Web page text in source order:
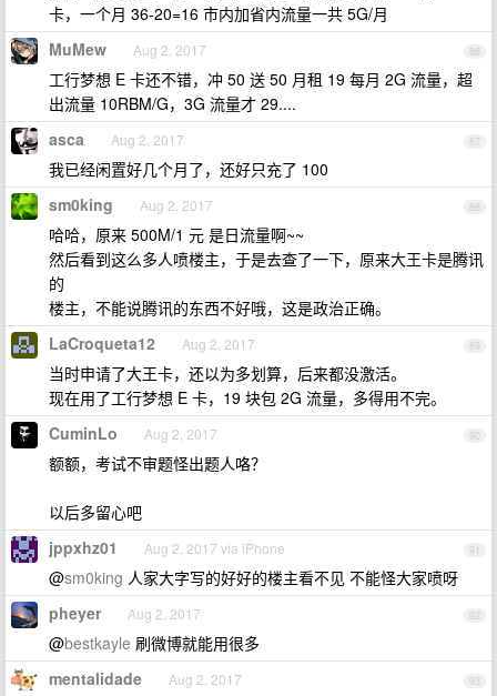
卡，一个月 36-20=16 市内加省内流量一共 5G/月
86
MuMew Aug 2, 2017
工行梦想 E 卡还不错，冲 50 送 50 月租 19 每月 2G 流量，超
出流量 10RBM/G，3G 流量才 29....
87
asca Aug 2, 2017
我已经闲置好几个月了，还好只充了 100
88
sm0king Aug 2, 2017
哈哈，原来 500M/1 元 是日流量啊~~
然后看到这么多人喷楼主，于是去查了一下，原来大王卡是腾讯
的
楼主，不能说腾讯的东西不好哦，这是政治正确。
89
LaCroqueta12 Aug 2, 2017
当时申请了大王卡，还以为多划算，后来都没激活。
现在用了工行梦想 E 卡，19 块包 2G 流量，多得用不完。
90
CuminLo Aug 2, 2017
额额，考试不审题怪出题人咯？
以后多留心吧
91
jppxhz01 Aug 2, 2017 via iPhone
@sm0king 人家大字写的好好的楼主看不见 不能怪大家喷呀
92
pheyer Aug 2, 2017
@bestkayle 刷微博就能用很多
93
mentalidade Aug 2, 2017